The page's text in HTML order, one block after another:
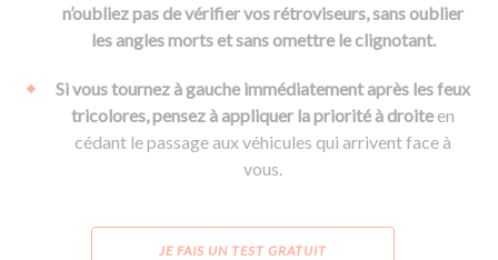
n’oubliez pas de vérifier vos rétroviseurs, sans oublier
les angles morts et sans omettre le clignotant.
Si vous tournez à gauche immédiatement après les feux
tricolores, pensez à appliquer la priorité à droiteen
cédant le passage aux véhicules qui arrivent face à
vous.
JE FAIS UN TEST GRATUIT